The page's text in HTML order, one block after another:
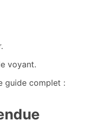
voyant.
guide complet :